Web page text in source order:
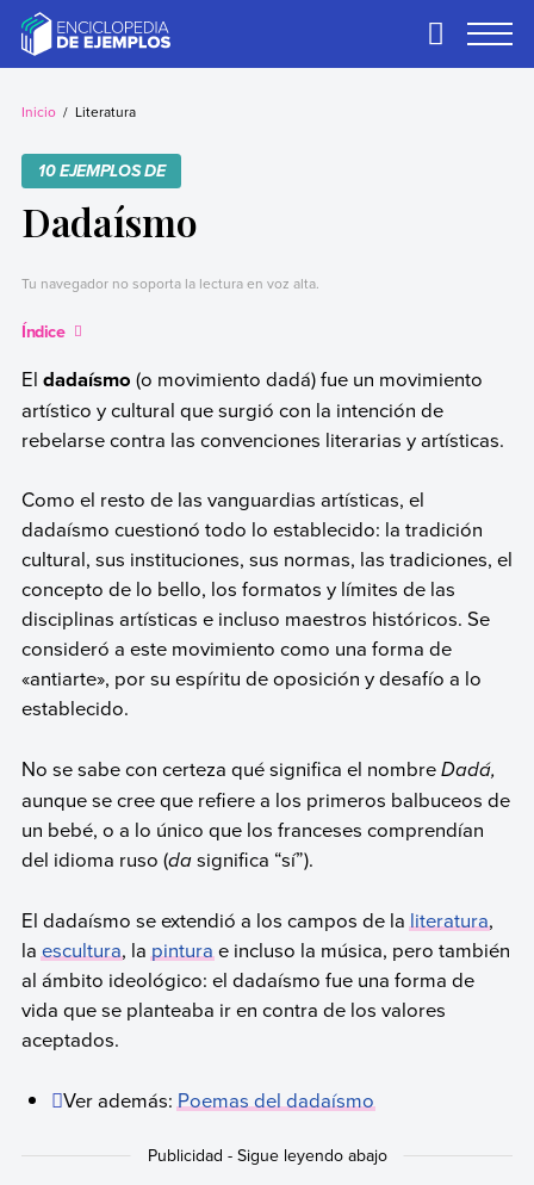
contentEjemplos
Necesitas ejemplos.
Primary
Inicio Literatura
10 EJEMPLOS DE
Dadaísmo
Tu navegador no soporta la lectura en voz alta.
Índice
El dadaísmo (o movimiento dadá) fue un movimiento
artístico y cultural que surgió con la intención de
rebelarse contra las convenciones literarias y artísticas.
Como el resto de las vanguardias artísticas, el
dadaísmo cuestionó todo lo establecido: la tradición
cultural, sus instituciones, sus normas, las tradiciones, el
concepto de lo bello, los formatos y límites de las
disciplinas artísticas e incluso maestros históricos. Se
consideró a este movimiento como una forma de
«antiarte», por su espíritu de oposición y desafío a lo
establecido.
No se sabe con certeza qué significa el nombreDadá,
aunque se cree que refiere a los primeros balbuceos de
un bebé, o a lo único que los franceses comprendían
del idioma ruso (dasignifica “sí”).
El dadaísmo se extendió a los campos de laliteratura,
laescultura, lapinturae incluso la música, pero también
al ámbito ideológico: el dadaísmo fue una forma de
vida que se planteaba ir en contra de los valores
aceptados.
Ver además:Poemas del dadaísmo